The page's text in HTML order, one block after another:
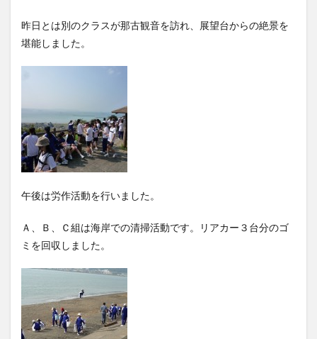
昨日とは別のクラスが那古観音を訪れ、展望台からの絶景を
堪能しました。
午後は労作活動を行いました。
Ａ、Ｂ、Ｃ組は海岸での清掃活動です。リアカー３台分のゴ
ミを回収しました。